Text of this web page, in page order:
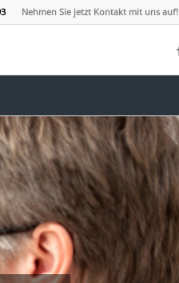
Nehmen Sie jetzt Kontakt mit uns auf!